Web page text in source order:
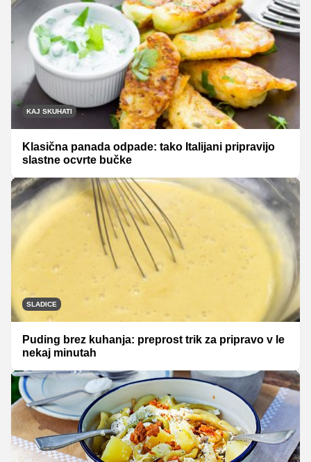
KAJ SKUHATI
Klasična panada odpade: tako Italijani pripravijo
slastne ocvrte bučke
SLADICE
Puding brez kuhanja: preprost trik za pripravo v le
nekaj minutah